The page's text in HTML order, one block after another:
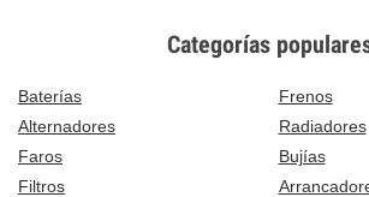
Categorías
Baterías
Frenos
Alternadores
Radiadores
Faros
Bujías
Filtros